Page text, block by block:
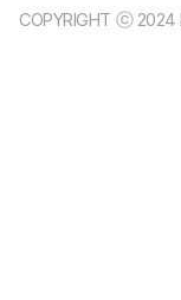
COPYRIGHT ⓒ 2024